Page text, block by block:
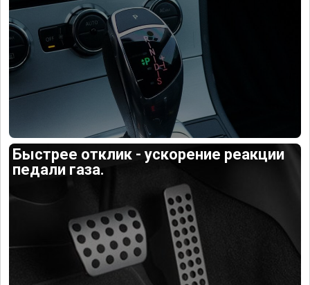
Быстрее отклик - ускорение реакции
педали газа.